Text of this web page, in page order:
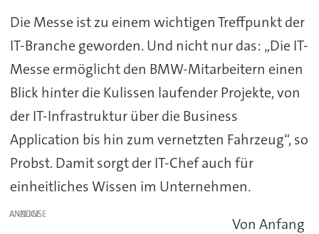
Die Messe ist zu einem wichtigen Treffpunkt der
IT-Branche geworden. Und nicht nur das: „Die IT-
Messe ermöglicht den BMW-Mitarbeitern einen
Blick hinter die Kulissen laufender Projekte, von
der IT-Infrastruktur über die Business
Application bis hin zum vernetzten Fahrzeug“, so
Probst. Damit sorgt der IT-Chef auch für
einheitliches Wissen im Unternehmen.
ANZEIGE
Von Anfang